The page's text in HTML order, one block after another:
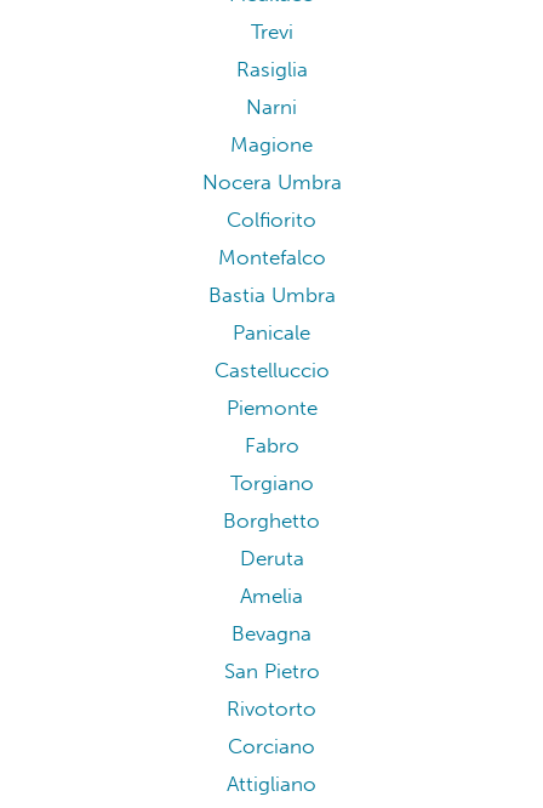
Trevi
Rasiglia
Narni
Magione
Nocera Umbra
Colfiorito
Montefalco
Bastia Umbra
Panicale
Castelluccio
Piemonte
Fabro
Torgiano
Borghetto
Deruta
Amelia
Bevagna
San Pietro
Rivotorto
Corciano
Attigliano